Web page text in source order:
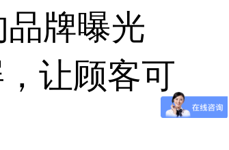
牌曝光
让顾客可